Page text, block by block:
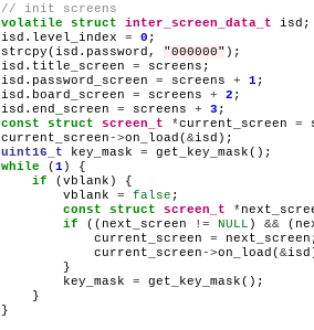
// init screens
volatile
struct inter_screen_data_t
isd.level_index
= 0
strcpy(isd.password,
"000000"
isd.title_screen
=
isd.password_screen
= screens + 1
isd.board_screen
= screens + 2
isd.end_screen
= screens + 3
const
struct screen_t *current_screen
=
current_screen->on_load(&
uint16_t
key_mask =
while
(1)
if
(vblank)
vblank
= false
const
struct screen_t *
if
((next_screen != NULL ) &&
current_screen
=
current_screen->on_load(&
key_mask
=
}